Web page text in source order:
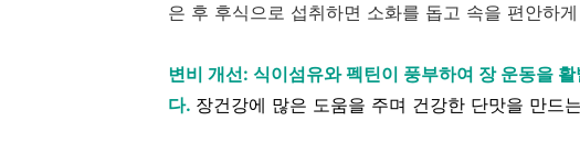
은 후 후식으로 섭취하면 소화를 돕고 속을 편안하
변비 개선: 식이섬유와 펙틴이 풍부하여 장 운동을
다. 장건강에 많은 도움을 주며 건강한 단맛을 만드